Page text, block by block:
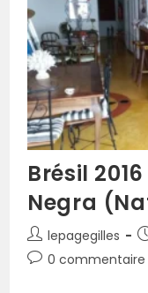
Brésil
Negra
lepagegilles
0 commentaire